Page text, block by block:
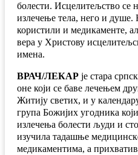
болести. Исцелитељство се
излечење тела, него и
користили и медикаменте,
вера у Христову
имена.
ВРАЧ/ЛЕКАР је стара
оне који се баве лечењем
Житију светих, и у
група Божијих угодника
излечења болести људи и
изучила тадашње
медикаментима, а